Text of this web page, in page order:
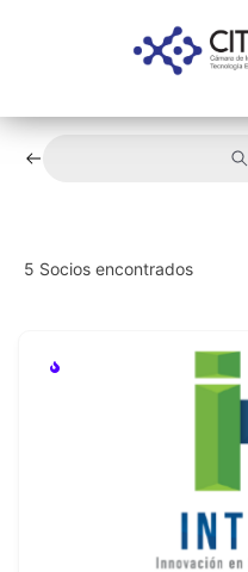
5 Socios encontrados